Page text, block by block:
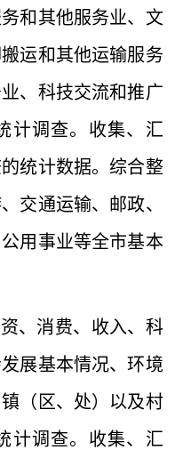
和其他服务业、文
运和其他运输服务
、科技交流和推广
计调查。收集、汇
统计数据。综合整
交通运输、邮政、
用事业等全市基本
、消费、收入、科
展基本情况、环境
（区、处）以及村
计调查。收集、汇